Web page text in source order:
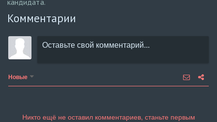
кандидата.
Комментарии
Новые